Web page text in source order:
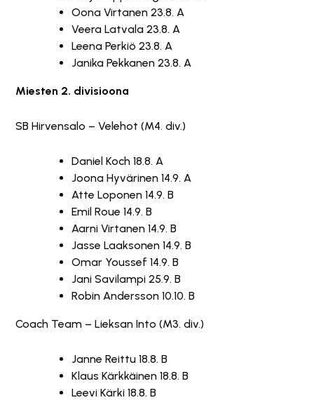
Oona Virtanen 23.8. A
Veera Latvala 23.8. A
Leena Perkiö 23.8. A
Janika Pekkanen 23.8. A
Miesten 2. divisioona
SB Hirvensalo – Velehot (M4. div.)
Daniel Koch 18.8. A
Joona Hyvärinen 14.9. A
Atte Loponen 14.9. B
Emil Roue 14.9. B
Aarni Virtanen 14.9. B
Jasse Laaksonen 14.9. B
Omar Youssef 14.9. B
Jani Savilampi 25.9. B
Robin Andersson 10.10. B
Coach Team – Lieksan Into (M3. div.)
Janne Reittu 18.8. B
Klaus Kärkkäinen 18.8. B
Leevi Kärki 18.8. B